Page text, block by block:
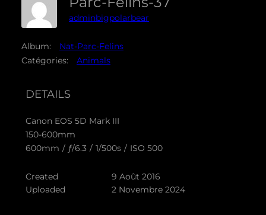
adminbigpolarbear
Album:
Nat-Parc-Felins
Catégories:
Animals
DETAILS
Canon EOS 5D Mark III
150-600mm
600mm / ƒ/6.3 / 1/500s / ISO 500
Created
9 Août 2016
Uploaded
2 Novembre 2024